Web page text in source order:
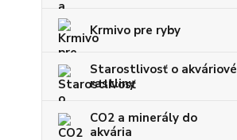
Krmivo pre ryby
Starostlivosť o akváriové
rastliny
CO2 a minerály do
akvária